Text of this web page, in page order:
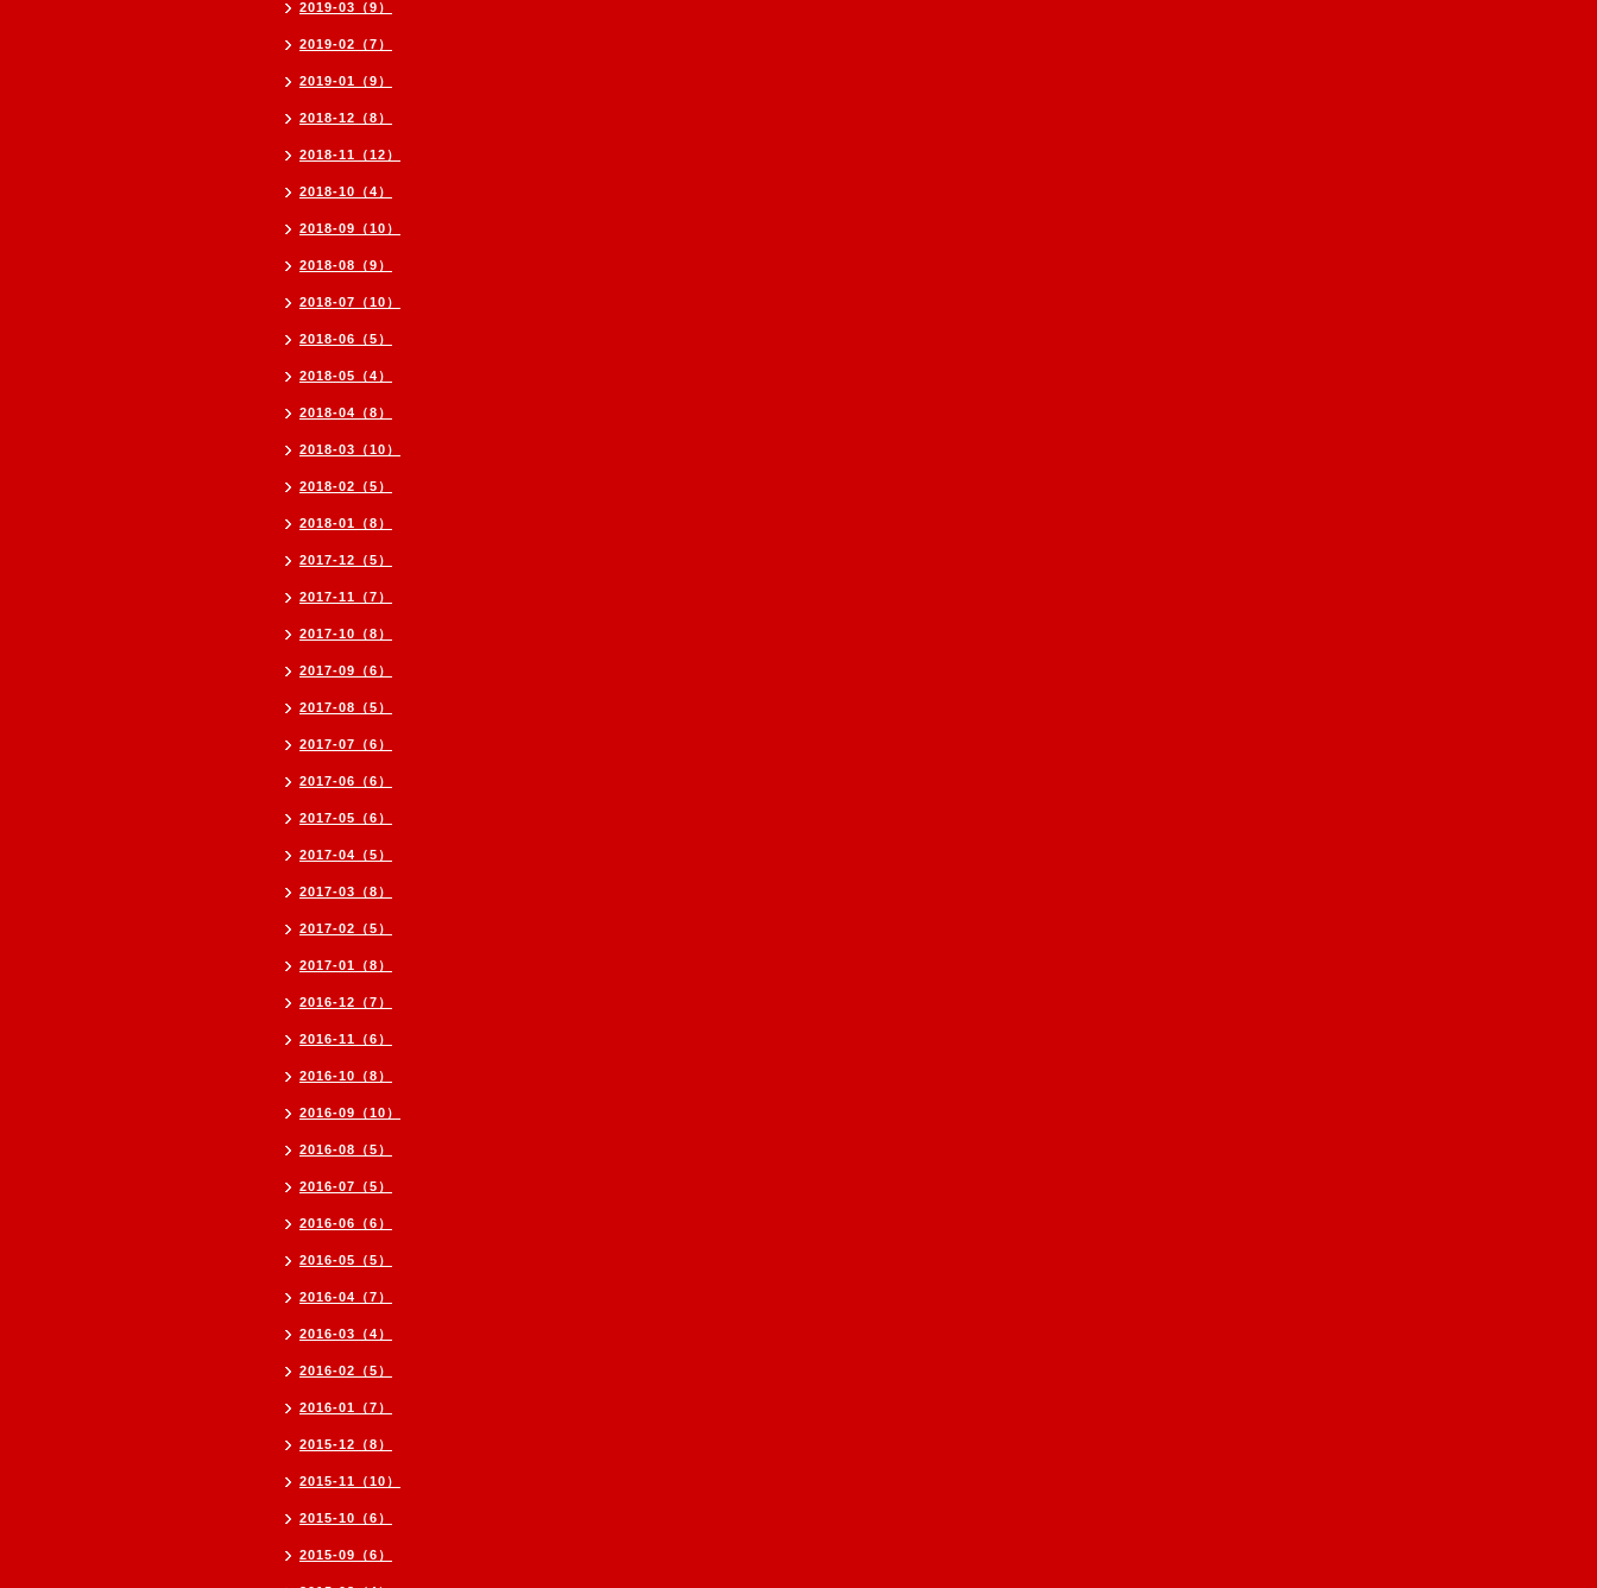
2019-03（9）
2019-02（7）
2019-01（9）
2018-12（8）
2018-11（12）
2018-10（4）
2018-09（10）
2018-08（9）
2018-07（10）
2018-06（5）
2018-05（4）
2018-04（8）
2018-03（10）
2018-02（5）
2018-01（8）
2017-12（5）
2017-11（7）
2017-10（8）
2017-09（6）
2017-08（5）
2017-07（6）
2017-06（6）
2017-05（6）
2017-04（5）
2017-03（8）
2017-02（5）
2017-01（8）
2016-12（7）
2016-11（6）
2016-10（8）
2016-09（10）
2016-08（5）
2016-07（5）
2016-06（6）
2016-05（5）
2016-04（7）
2016-03（4）
2016-02（5）
2016-01（7）
2015-12（8）
2015-11（10）
2015-10（6）
2015-09（6）